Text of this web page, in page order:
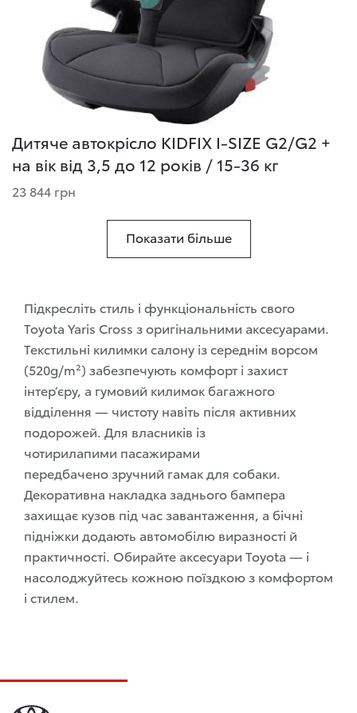
Дитяче автокрісло KIDFIX I-SIZE G2/G2 +
на вік від 3,5 до 12 років / 15-36 кг
23 844 грн
Показати більше
Підкресліть стиль і функціональність свого
Toyota Yaris Cross з оригінальними аксесуарами.
Текстильні килимки салону із середнім ворсом
(520g/m²) забезпечують комфорт і захист
інтер’єру, а гумовий килимок багажного
відділення — чистоту навіть після активних
подорожей. Для власників із
чотирилапими пасажирами
передбаченозручний гамак для собаки.
Декоративна накладка заднього бампера
захищає кузов під час завантаження, а бічні
підніжки додають автомобілю виразності й
практичності. Обирайте аксесуари Toyota — і
насолоджуйтесь кожною поїздкою з комфортом
і стилем.